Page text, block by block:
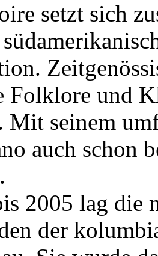
setzt sich
und
Mit seinem
auch schon
2005 lag die
der